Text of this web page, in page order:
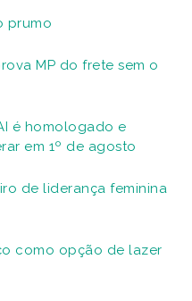
prumo
MP do frete sem o
é homologado e
em 1º de agosto
de liderança feminina
como opção de lazer